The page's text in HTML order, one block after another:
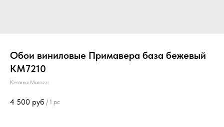
Обои виниловые Примавера база бежевый
KM7210
Kerama Marazzi
4 500 руб / 1 pc